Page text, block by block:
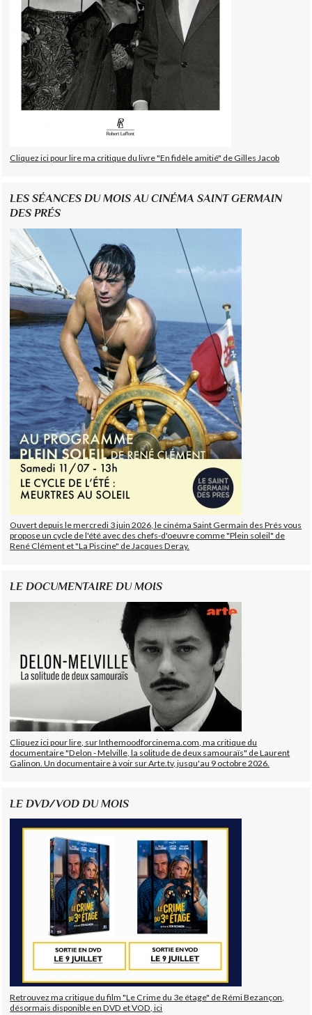
Cliquez ici pour lire ma critique du livre "En fidèle amitié" de Gilles Jacob
LES SÉANCES DU MOIS AU CINÉMA SAINT GERMAIN
DES PRÉS
Ouvert depuis le mercredi 3 juin 2026, le cinéma Saint Germain des Prés vous
propose un cycle de l'été avec des chefs-d'oeuvre comme "Plein soleil" de
René Clément et "La Piscine" de Jacques Deray.
LE DOCUMENTAIRE DU MOIS
Cliquez ici pour lire, sur Inthemoodforcinema.com, ma critique du
documentaire "Delon - Melville, la solitude de deux samouraïs" de Laurent
Galinon. Un documentaire à voir sur Arte.tv, jusqu'au 9 octobre 2026.
LE DVD/VOD DU MOIS
Retrouvez ma critique du film "Le Crime du 3e étage" de Rémi Bezançon,
désormais disponible en DVD et VOD, ici